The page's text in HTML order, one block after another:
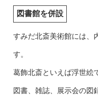
図書館を併設
すみだ北斎美術館には、
す。
葛飾北斎といえば浮世絵
図書、雑誌、展示会の図